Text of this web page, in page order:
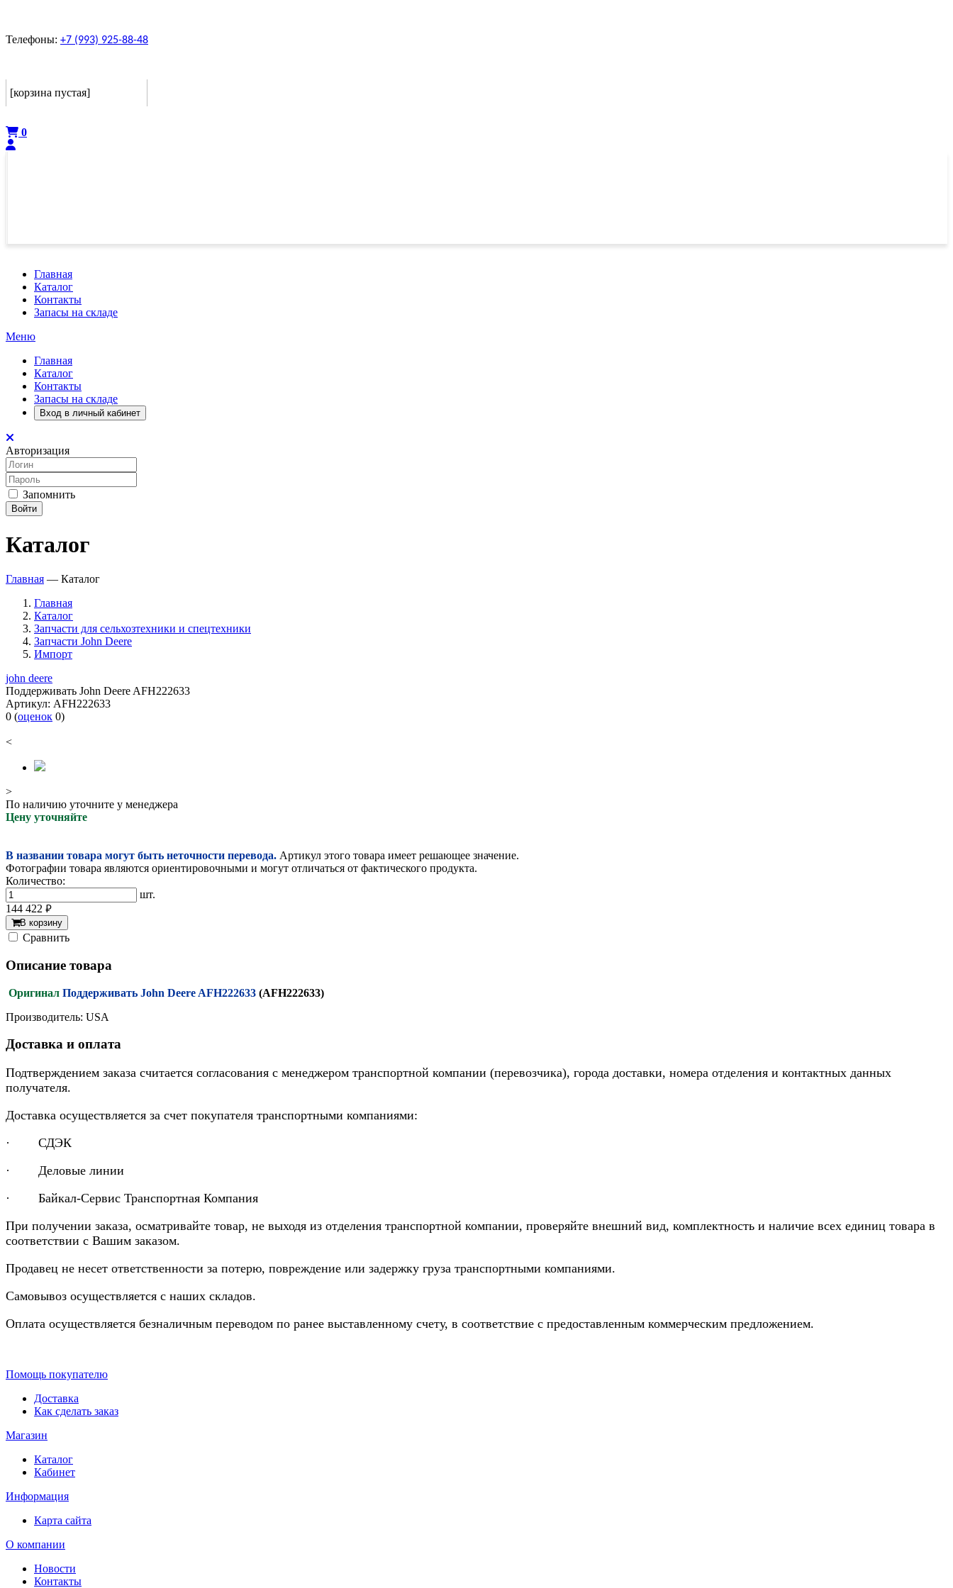
Телефоны: +7 (993) 925-88-48
[корзина пустая]
0
Главная
Каталог
Контакты
Запасы на складе
Меню
Главная
Каталог
Контакты
Запасы на складе
Вход в личный кабинет
Авторизация
Запомнить
Войти
Каталог
Главная — Каталог
Главная
Каталог
Запчасти для сельхозтехники и спецтехники
Запчасти John Deere
Импорт
john deere
Поддерживать John Deere AFH222633
Артикул: AFH222633
0 (оценок 0)
<
>
По наличию уточните у менеджера
Цену уточняйте
В названии товара могут быть неточности перевода. Артикул этого товара имеет решающее значение.
Фотографии товара являются ориентировочными и могут отличаться от фактического продукта.
Количество:
шт.
144 422 руб.
В корзину
Cравнить
Описание товара
Оригинал Поддерживать John Deere AFH222633 (AFH222633)
Производитель: USA
Доставка и оплата
Подтверждением заказа считается согласования с менеджером транспортной компании (перевозчика), города доставки, номера отделения и контактных данных
получателя.
Доставка осуществляется за счет покупателя транспортными компаниями:
· СДЭК
· Деловые линии
· Байкал-Сервис Транспортная Компания
При получении заказа, осматривайте товар, не выходя из отделения транспортной компании, проверяйте внешний вид, комплектность и наличие всех единиц товара в
соответствии с Вашим заказом.
Продавец не несет ответственности за потерю, повреждение или задержку груза транспортными компаниями.
Самовывоз осуществляется с наших складов.
Оплата осуществляется безналичным переводом по ранее выставленному счету, в соответствие с предоставленным коммерческим предложением.
Помощь покупателю
Доставка
Как сделать заказ
Магазин
Каталог
Кабинет
Информация
Карта сайта
О компании
Новости
Контакты